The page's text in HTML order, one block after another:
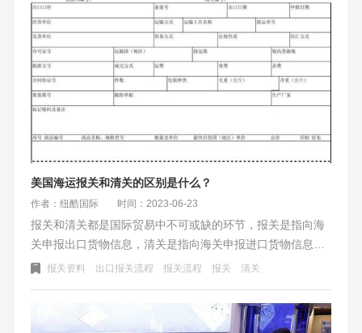
美国海运报关和清关的区别是什么？
作者：纽酷国际 时间：2023-06-23
报关和清关都是国际贸易中不可或缺的环节，报关是指向海
关申报出口货物信息，清关是指向海关申报进口货物信息。
准备的资料和流程步骤不同，在报关流程中需要准备出口货
口货物详细信息、商业发票、销售合同等资料。准确完整的
报关和清关可以确保货物的合法性，促进进出口贸易的顺利
报关资料 出口报关流程 报关流程 报关 清关